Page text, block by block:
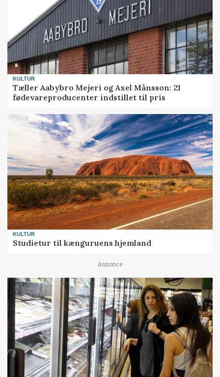
KULTUR
Tæller Aabybro Mejeri og Axel Månsson: 21
fødevareproducenter indstillet til pris
KULTUR
Studietur til kænguruens hjemland
Annonce